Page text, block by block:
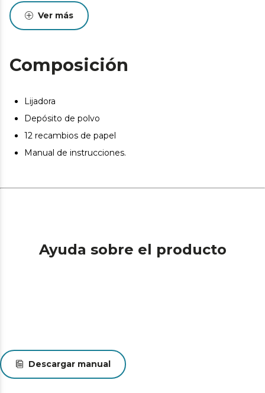
Ver más
Composición
Lijadora
Depósito de polvo
12 recambios de papel
Manual de instrucciones.
Ayuda sobre el producto
Descargar manual